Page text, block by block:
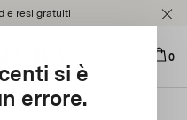
e resi gratuiti
0
si è
errore.